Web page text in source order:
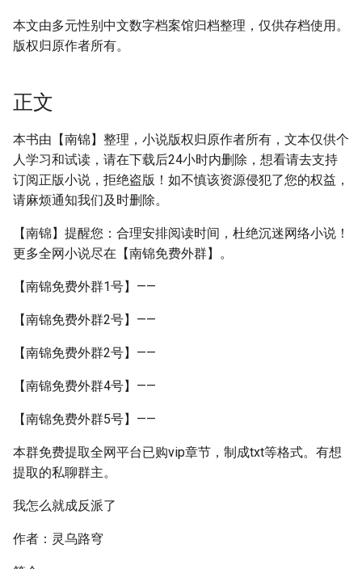
本文由多元性别中文数字档案馆归档整理，仅供存档使用。
版权归原作者所有。
正文
本书由【南锦】整理，小说版权归原作者所有，文本仅供个
人学习和试读，请在下载后24小时内删除，想看请去支持
订阅正版小说，拒绝盗版！如不慎该资源侵犯了您的权益，
请麻烦通知我们及时删除。
【南锦】提醒您：合理安排阅读时间，杜绝沉迷网络小说！
更多全网小说尽在【南锦免费外群】。
【南锦免费外群1号】——
【南锦免费外群2号】——
【南锦免费外群2号】——
【南锦免费外群4号】——
【南锦免费外群5号】——
本群免费提取全网平台已购vip章节，制成txt等格式。有想
提取的私聊群主。
我怎么就成反派了
作者：灵乌路穹